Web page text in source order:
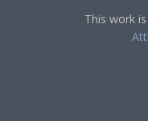
This work